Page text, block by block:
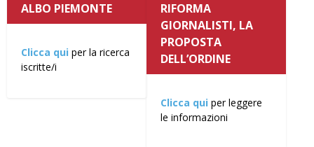
ALBO PIEMONTE
Clicca qui per la ricerca
iscritte/i
RIFORMA
GIORNALISTI, LA
PROPOSTA
DELL’ORDINE
Clicca qui per leggere
le informazioni